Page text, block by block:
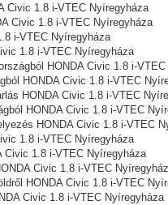
Civic 1.8 i-VTEC Nyíregyháza
Civic 1.8 i-VTEC Nyíregyháza
i-VTEC Nyíregyháza
1.8 i-VTEC Nyíregyháza
HONDA Civic 1.8 i-
HONDA Civic 1.8 i-VTEC
HONDA Civic 1.8 i-VTEC
HONDA Civic 1.8 i-VTEC
HONDA Civic 1.8 i-VTEC
1.8 i-VTEC Nyíregyháza
Civic 1.8 i-VTEC Nyíregyháza
Civic 1.8 i-VTEC
HONDA Civic 1.8 i-VTEC
Civic 1.8 i-VTEC Nyíregyháza